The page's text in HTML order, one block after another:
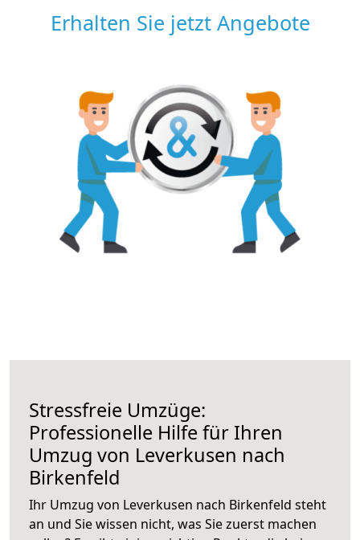
Erhalten Sie jetzt Angebote
Stressfreie Umzüge:
Professionelle Hilfe für Ihren
Umzug von Leverkusen nach
Birkenfeld
Ihr Umzug von Leverkusen nach Birkenfeld steht
an und Sie wissen nicht, was Sie zuerst machen